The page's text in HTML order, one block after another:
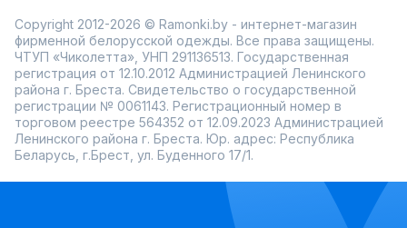
Copyright 2012-2026 © Ramonki.by - интернет-магазин
фирменной белорусской одежды. Все права защищены.
ЧТУП «Чиколетта», УНП 291136513. Государственная
регистрация от 12.10.2012 Администрацией Ленинского
района г. Бреста. Свидетельство о государственной
регистрации № 0061143. Регистрационный номер в
торговом реестре 564352 от 12.09.2023 Администрацией
Ленинского района г. Бреста. Юр. адрес: Республика
Беларусь, г.Брест, ул. Буденного 17/1.